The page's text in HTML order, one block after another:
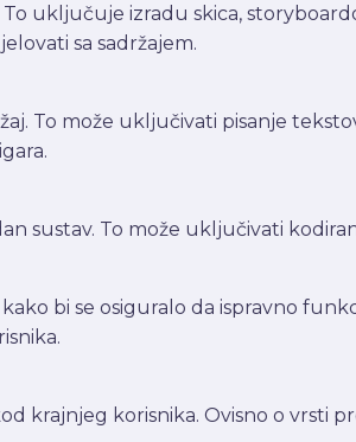
uključuje izradu skica,
sa sadržajem.
To može uključivati pisanje
sustav. To može uključivati
bi se osiguralo da ispravno
krajnjeg korisnika. Ovisno o vrsti